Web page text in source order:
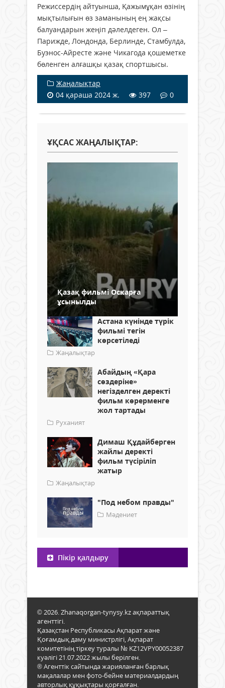
Режиссердің айтуынша, Қажымұқан өзінің
мықтылығын өз заманының ең жақсы
балуандарын жеңіп дәлелдеген. Ол –
Парижде, Лондонда, Берлинде, Стамбулда,
Буэнос-Айресте және Чикагода қошеметке
бөленген алғашқы қазақ спортшысы.
Жаңалықтар
04 қараша 2024 ж.
397 0
ҰҚСАС ЖАҢАЛЫҚТАР:
Қазақ фильмі Оскарға
ұсынылды
Астана күнінде түрік
фильмі тегін
көрсетіледі
Жаңалықтар
Абайдың «Қара
сөздеріне»
негізделген деректі
фильм көрерменге
жол тартады
Руханият
Димаш Құдайберген
жайлы деректі
фильм түсіріліп
жатыр
Жаңалықтар
"Под небом правды"
Мәдениет
Пікір қалдыру
© 2026. Zhanaqorgan-tynysy.kz ақпараттық
агенттігі.
Қазақстан Республикасы Ақпарат және
Қоғамдық даму министрлігі, Ақпарат
комитетінің тіркеу туралы № KZ12VPY00052387
куәлігі 21.07.2022 жылы берілген.
® Агенттік сайтында жарияланған барлық
мақалалар мен фото-бейне материалдардың
авторлық құқықтары қорғалған.